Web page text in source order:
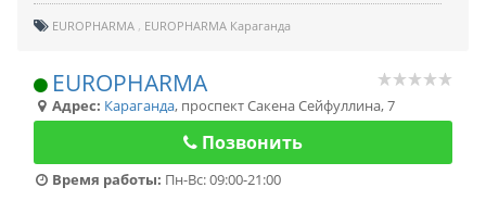
EUROPHARMA EUROPHARMA Караганда
EUROPHARMA
Адрес: Караганда, проспект Сакена Сейфуллина, 7
Позвонить
Время работы: Пн-Вс: 09:00-21:00